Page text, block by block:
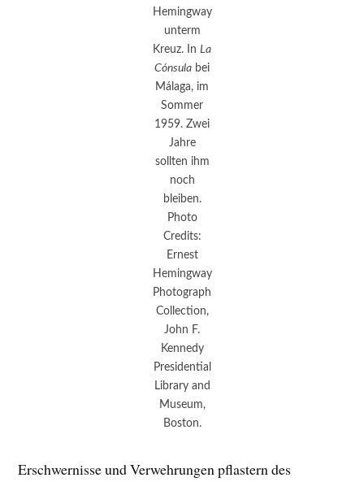
Hemingway
unterm
Kreuz. In La
Cónsula bei
Málaga, im
Sommer
1959. Zwei
Jahre
sollten ihm
noch
bleiben.
Photo
Credits:
Ernest
Hemingway
Photograph
Collection,
John F.
Kennedy
Presidential
Library and
Museum,
Boston.
Erschwernisse und Verwehrungen pflastern des